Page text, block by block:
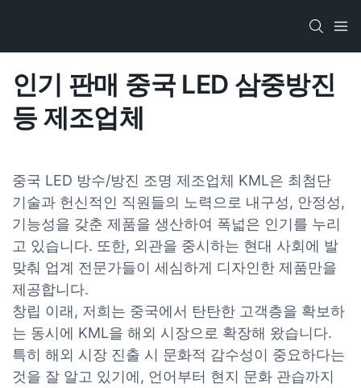
인기 판매 중국 LED 삼중방진
등 제조업체
중국 LED 방수/방진 조명 제조업체 KML은 최첨단
기술과 헌신적인 직원들의 노력으로 내구성, 안정성,
기능성을 갖춘 제품을 생산하여 폭넓은 인기를 누리
고 있습니다. 또한, 외관을 중시하는 현대 사회에 발
맞춰 업계 전문가들이 세심하게 디자인한 제품만을
제공합니다.
창립 이래, 저희는 중국에서 탄탄한 고객층을 확보하
는 동시에 KML을 해외 시장으로 확장해 왔습니다.
특히 해외 시장 진출 시 문화적 감수성이 중요하다는
것을 잘 알고 있기에, 언어부터 현지 문화 관습까지